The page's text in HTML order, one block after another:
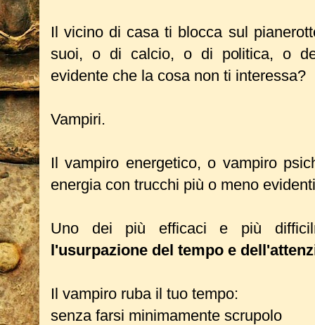
Il vicino di casa ti blocca sul
suoi, o di calcio, o di politica, o
evidente che la cosa non ti interessa?
Vampiri.
Il vampiro energetico, o vampiro
energia con trucchi più o meno
Uno dei più efficaci e più
l'usurpazione del tempo e
Il vampiro ruba il tuo tempo:
senza farsi minimamente scrupolo